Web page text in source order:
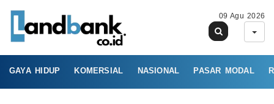
09 Agu 2026
GAYA HIDUP KOMERSIAL NASIONAL PASAR MODAL